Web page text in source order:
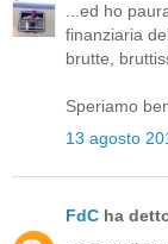
...ed ho
finanziaria
brutte,
Speriamo
13 agosto
FdC ha